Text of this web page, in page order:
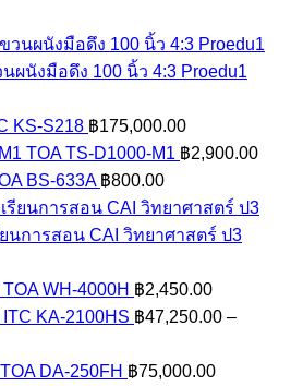
ผนังมือดึง 100 นิ้ว 4:3 Proedu1
KS-S218 ฿175,000.00
TOA TS-D1000-M1 ฿2,900.00
BS-633A ฿800.00
นการสอน CAI วิทยาศาสตร์ ป3
TOA WH-4000H ฿2,450.00
ITC KA-2100HS ฿47,250.00 –
TOA DA-250FH ฿75,000.00